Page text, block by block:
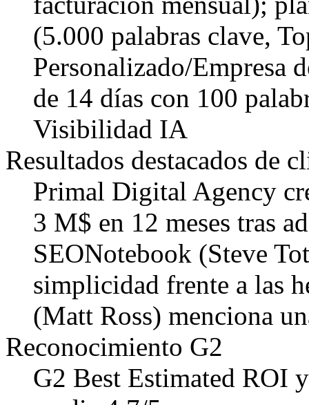
(5.000 palabras clave,
Personalizado/Empresa
de 14 días con 100
Visibilidad IA
Resultados destacados de
Primal Digital Agency
3 M$ en 12 meses tras
SEONotebook (Steve
simplicidad frente a las
(Matt Ross) menciona
Reconocimiento G2
G2 Best Estimated ROI